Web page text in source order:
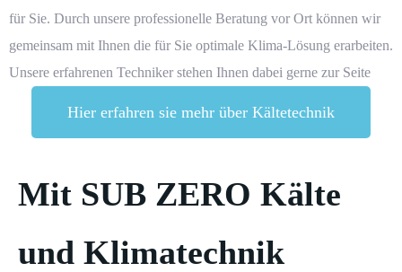
für Sie. Durch unsere professionelle Beratung vor Ort können wir
gemeinsam mit Ihnen die für Sie optimale Klima-Lösung erarbeiten.
Unsere erfahrenen Techniker stehen Ihnen dabei gerne zur Seite
Hier erfahren sie mehr über Kältetechnik
Mit SUB ZERO Kälte
und Klimatechnik